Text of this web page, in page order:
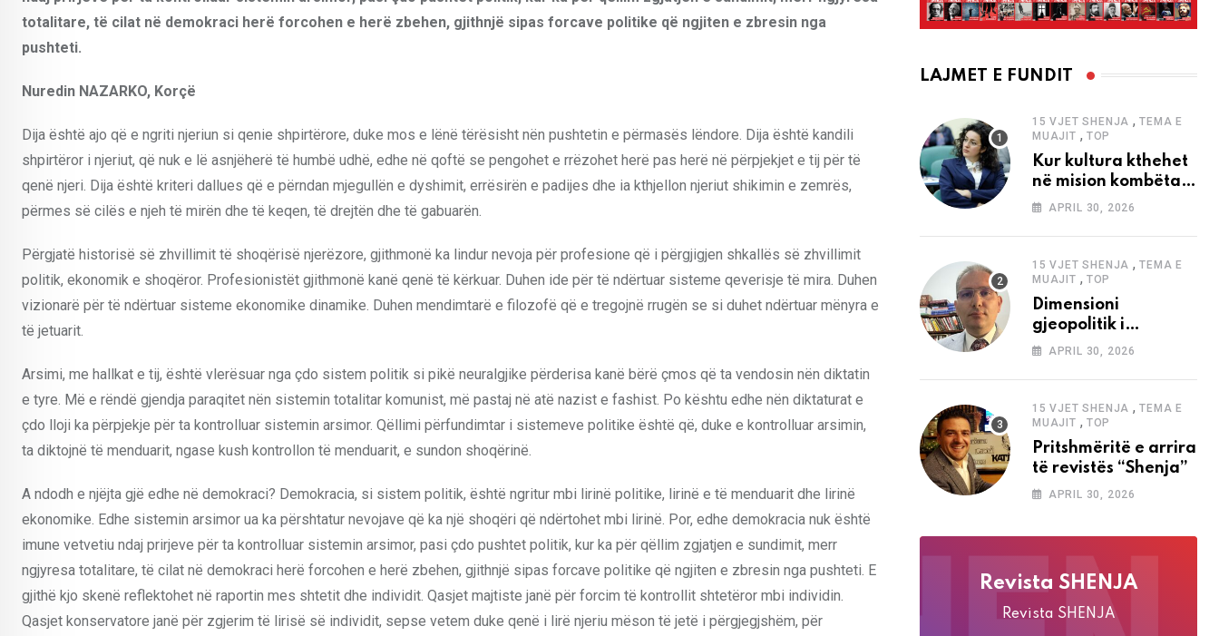
totalitare, të cilat në demokraci herë forcohen e herë zbehen, gjithnjë sipas forcave politike që ngjiten e zbresin nga
pushteti.
Nuredin NAZARKO, Korçë
Dija është ajo që e ngriti njeriun si qenie shpirtërore, duke mos e lënë tërësisht nën pushtetin e përmasës lëndore. Dija është kandili
shpirtëror i njeriut, që nuk e lë asnjëherë të humbë udhë, edhe në qoftë se pengohet e rrëzohet herë pas herë në përpjekjet e tij për të
qenë njeri. Dija është kriteri dallues që e përndan mjegullën e dyshimit, errësirën e padijes dhe ia kthjellon njeriut shikimin e zemrës,
përmes së cilës e njeh të mirën dhe të keqen, të drejtën dhe të gabuarën.
Përgjatë historisë së zhvillimit të shoqërisë njerëzore, gjithmonë ka lindur nevoja për profesione që i përgjigjen shkallës së zhvillimit
politik, ekonomik e shoqëror. Profesionistët gjithmonë kanë qenë të kërkuar. Duhen ide për të ndërtuar sisteme qeverisje të mira. Duhen
vizionarë për të ndërtuar sisteme ekonomike dinamike. Duhen mendimtarë e filozofë që e tregojnë rrugën se si duhet ndërtuar mënyra e
të jetuarit.
Arsimi, me hallkat e tij, është vlerësuar nga çdo sistem politik si pikë neuralgjike përderisa kanë bërë çmos që ta vendosin nën diktatin
e tyre. Më e rëndë gjendja paraqitet nën sistemin totalitar komunist, më pastaj në atë nazist e fashist. Po kështu edhe nën diktaturat e
çdo lloji ka përpjekje për ta kontrolluar sistemin arsimor. Qëllimi përfundimtar i sistemeve politike është që, duke e kontrolluar arsimin,
ta diktojnë të menduarit, ngase kush kontrollon të menduarit, e sundon shoqërinë.
A ndodh e njëjta gjë edhe në demokraci? Demokracia, si sistem politik, është ngritur mbi lirinë politike, lirinë e të menduarit dhe lirinë
ekonomike. Edhe sistemin arsimor ua ka përshtatur nevojave që ka një shoqëri që ndërtohet mbi lirinë. Por, edhe demokracia nuk është
imune vetvetiu ndaj prirjeve për ta kontrolluar sistemin arsimor, pasi çdo pushtet politik, kur ka për qëllim zgjatjen e sundimit, merr
ngjyresa totalitare, të cilat në demokraci herë forcohen e herë zbehen, gjithnjë sipas forcave politike që ngjiten e zbresin nga pushteti. E
gjithë kjo skenë reflektohet në raportin mes shtetit dhe individit. Qasjet majtiste janë për forcim të kontrollit shtetëror mbi individin.
Qasjet konservatore janë për zgjerim të lirisë së individit, sepse vetem duke qenë i lirë njeriu mëson të jetë i përgjegjshëm, për
LAJMET E FUNDIT
15 VJET SHENJA ,TEMA E
MUAJIT , TOP
Kur kultura kthehet
në mision kombëtar
edhe në
APRIL 30, 2026
15 VJET SHENJA ,TEMA E
MUAJIT , TOP
Dimensioni
gjeopolitik i
analizave të Abdi
“Shenja”
APRIL 30, 2026
15 VJET SHENJA ,TEMA E
MUAJIT , TOP
Pritshmëritë e arrira
të revistës “Shenja”
APRIL 30, 2026
Revista SHENJA
Revista SHENJA